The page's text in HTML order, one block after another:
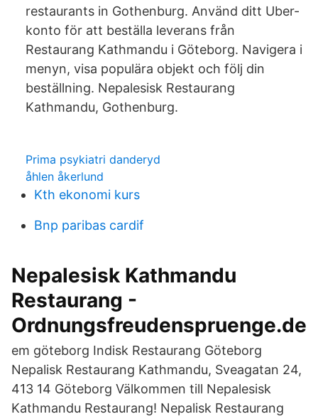
restaurants in Gothenburg. Använd ditt Uber-
konto för att beställa leverans från
Restaurang Kathmandu i Göteborg. Navigera i
menyn, visa populära objekt och följ din
beställning. Nepalesisk Restaurang
Kathmandu, Gothenburg.
Prima psykiatri danderyd
åhlen åkerlund
Kth ekonomi kurs
Bnp paribas cardif
Nepalesisk Kathmandu
Restaurang -
Ordnungsfreudenspruenge.de
em göteborg Indisk Restaurang Göteborg
Nepalisk Restaurang Kathmandu, Sveagatan 24,
413 14 Göteborg Välkommen till Nepalesisk
Kathmandu Restaurang! Nepalisk Restaurang